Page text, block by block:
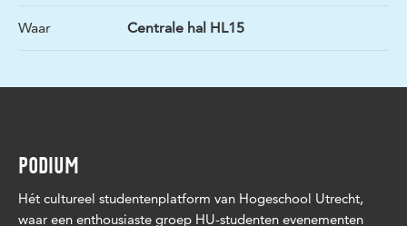
Waar Centrale hal HL15
PODIUM
Hét cultureel studentenplatform van Hogeschool Utrecht,
waar een enthousiaste groep HU-studenten evenementen